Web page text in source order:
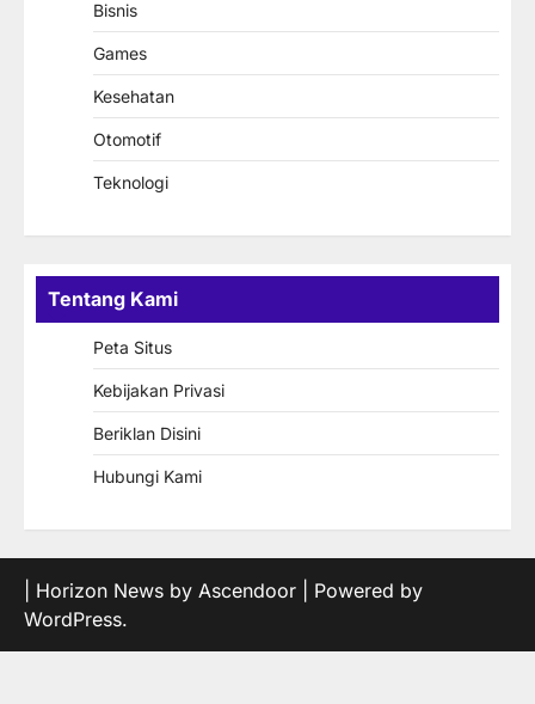
Bisnis
Games
Kesehatan
Otomotif
Teknologi
Tentang Kami
Peta Situs
Kebijakan Privasi
Beriklan Disini
Hubungi Kami
| Horizon News by Ascendoor | Powered by
WordPress.